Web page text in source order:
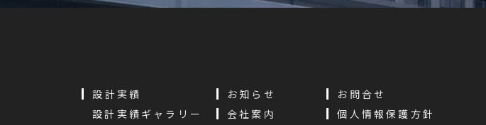
設計実績
設計実績ギャラリー
お知らせ
会社案内
お問合せ
個人情報保護方針